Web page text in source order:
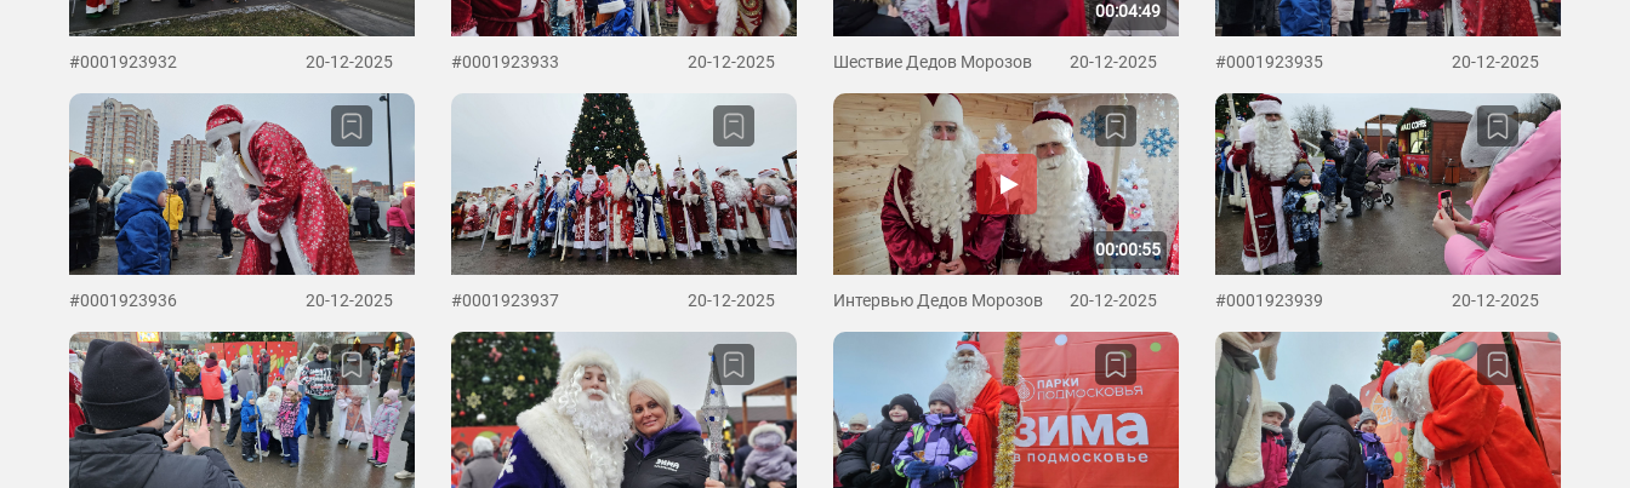
#0001923932 20-12-2025 #0001923933 20-12-2025
00:04:49
Шествие Дедов Морозов 20-12-2025 #0001923935 20-12-2025
#0001923936 20-12-2025 #0001923937 20-12-2025
00:00:55
Интервью Дедов Морозов 20-12-2025 #0001923939 20-12-2025